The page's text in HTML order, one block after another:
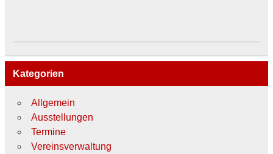
Kategorien
Allgemein
Ausstellungen
Termine
Vereinsverwaltung